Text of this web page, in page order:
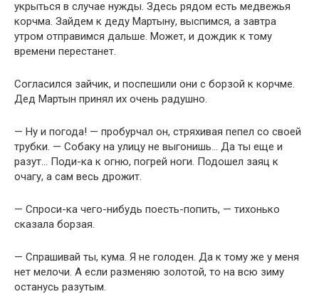
укрыться в случае нужды. Здесь рядом есть медвежья
корчма. Зайдем к деду Мартыну, выспимся, а завтра
утром отправимся дальше. Может, и дождик к тому
времени перестанет.
Согласился зайчик, и поспешили они с борзой к корчме.
Дед Мартын принял их очень радушно.
— Ну и погода! — пробурчал он, стряхивая пепел со своей
трубки. — Собаку на улицу не выгонишь… Да ты еще и
разут… Поди-ка к огню, погрей ноги. Подошел заяц к
очагу, а сам весь дрожит.
— Спроси-ка чего-нибудь поесть-попить, — тихонько
сказала борзая.
— Спрашивай ты, кума. Я не голоден. Да к тому же у меня
нет мелочи. А если разменяю золотой, то на всю зиму
останусь разутым.